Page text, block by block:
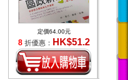
定價64.00元
8 折優惠： HK$51.2